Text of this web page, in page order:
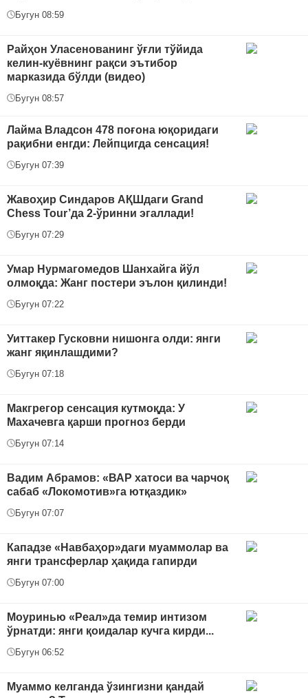
Бугун 08:59
Райҳон Уласенованинг ўғли тўйида
келин-куёвнинг рақси эътибор
марказида бўлди (видео)
Бугун 08:57
Лайма Владсон 478 поғона юқоридаги
рақибни енгди: Лейпцигда сенсация!
Бугун 07:39
Жавоҳир Синдаров АҚШдаги Grand
Chess Tour’да 2-ўринни эгаллади!
Бугун 07:29
Умар Нурмагомедов Шанхайга йўл
олмоқда: Жанг постери эълон қилинди!
Бугун 07:22
Уиттакер Гусковни нишонга олди: янги
жанг яқинлашдими?
Бугун 07:18
Макгрегор сенсация кутмоқда: У
Махачевга қарши прогноз берди
Бугун 07:14
Вадим Абрамов: «ВАР хатоси ва чарчоқ
сабаб «Локомотив»га ютқаздик»
Бугун 07:07
Кападзе «Навбаҳор»даги муаммолар ва
янги трансферлар ҳақида гапирди
Бугун 07:00
Моуринью «Реал»да темир интизом
ўрнатди: янги қоидалар кучга кирди...
Бугун 06:52
Муаммо келганда ўзингизни қандай